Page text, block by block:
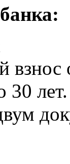
взнос
30 лет.